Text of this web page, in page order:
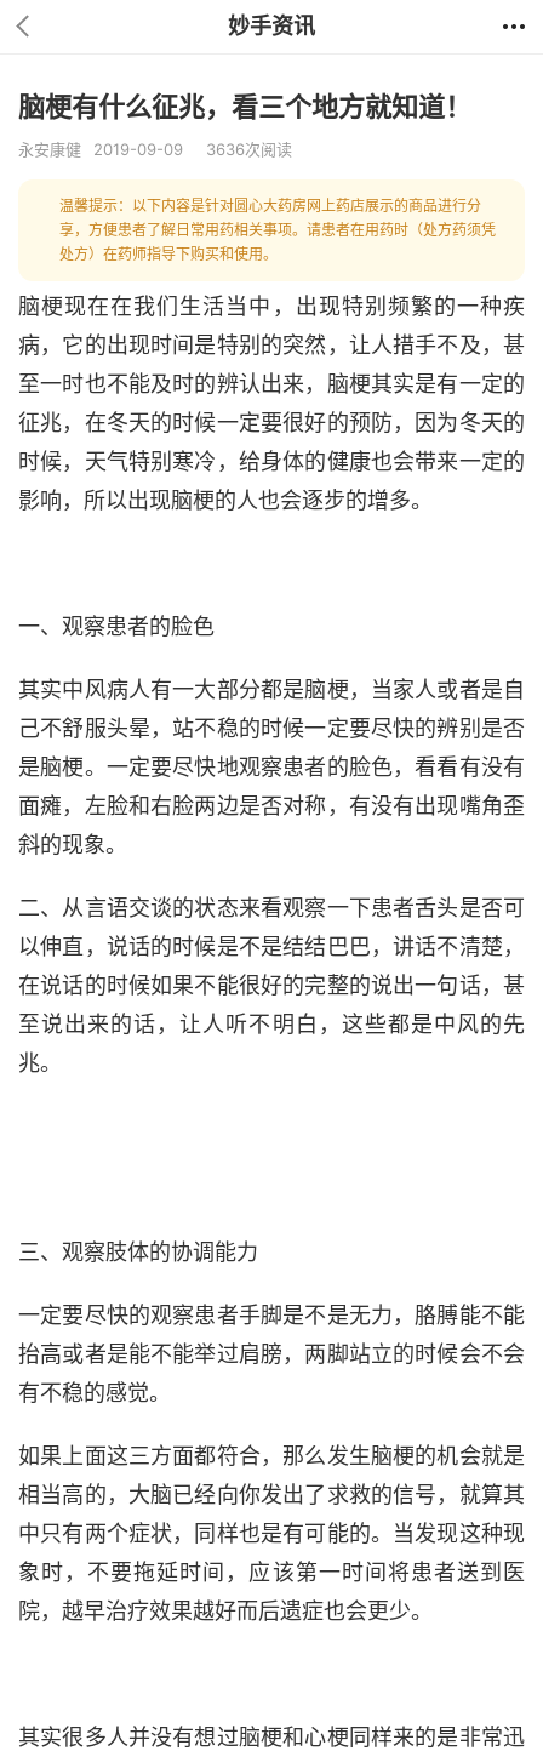
妙手资讯
脑梗有什么征兆，看三个地方就知道！
永安康健 2019-09-09 3636次阅读
温馨提示：以下内容是针对圆心大药房网上药店展示的商品进行分
享，方便患者了解日常用药相关事项。请患者在用药时（处方药须凭
处方）在药师指导下购买和使用。
脑梗现在在我们生活当中，出现特别频繁的一种疾
病，它的出现时间是特别的突然，让人措手不及，甚
至一时也不能及时的辨认出来，脑梗其实是有一定的
征兆，在冬天的时候一定要很好的预防，因为冬天的
时候，天气特别寒冷，给身体的健康也会带来一定的
影响，所以出现脑梗的人也会逐步的增多。
一、观察患者的脸色
其实中风病人有一大部分都是脑梗，当家人或者是自
己不舒服头晕，站不稳的时候一定要尽快的辨别是否
是脑梗。一定要尽快地观察患者的脸色，看看有没有
面瘫，左脸和右脸两边是否对称，有没有出现嘴角歪
斜的现象。
二、从言语交谈的状态来看观察一下患者舌头是否可
以伸直，说话的时候是不是结结巴巴，讲话不清楚，
在说话的时候如果不能很好的完整的说出一句话，甚
至说出来的话，让人听不明白，这些都是中风的先
兆。
三、观察肢体的协调能力
一定要尽快的观察患者手脚是不是无力，胳膊能不能
抬高或者是能不能举过肩膀，两脚站立的时候会不会
有不稳的感觉。
如果上面这三方面都符合，那么发生脑梗的机会就是
相当高的，大脑已经向你发出了求救的信号，就算其
中只有两个症状，同样也是有可能的。当发现这种现
象时，不要拖延时间，应该第一时间将患者送到医
院，越早治疗效果越好而后遗症也会更少。
其实很多人并没有想过脑梗和心梗同样来的是非常迅